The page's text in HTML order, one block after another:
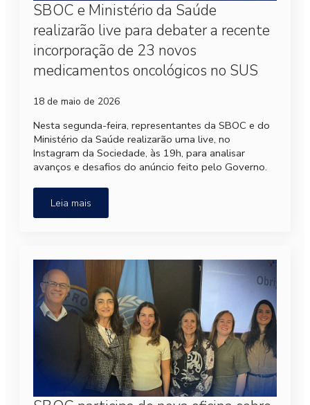
SBOC e Ministério da Saúde
realizarão live para debater a recente
incorporação de 23 novos
medicamentos oncológicos no SUS
18 de maio de 2026
Nesta segunda-feira, representantes da SBOC e do
Ministério da Saúde realizarão uma live, no
Instagram da Sociedade, às 19h, para analisar
avanços e desafios do anúncio feito pelo Governo.
Leia mais